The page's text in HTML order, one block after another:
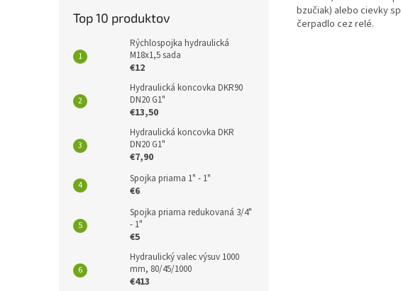
Top 10 produktov
Rýchlospojka hydraulická
M18x1,5 sada
€12
Hydraulická koncovka DKR90
DN20 G1"
€13,50
Hydraulická koncovka DKR
DN20 G1"
€7,90
Spojka priama 1" - 1"
€6
Spojka priama redukovaná 3/4"
- 1"
€5
Hydraulický valec výsuv 1000
mm, 80/45/1000
€413
bzučiak) alebo cievky
čerpadlo cez relé.